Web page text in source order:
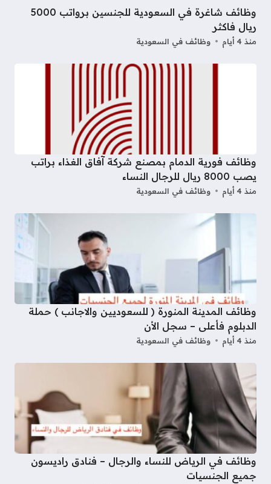
وظائف شاغرة في السعودية للجنسين برواتب 5000
ريال فاكثر
منذ 4 أيام وظائف في السعودية
وظائف فورية الدمام بمصنع شركة آفاق الغذاء براتب
يصب 8000 ريال للرجال النساء
منذ 4 أيام وظائف في السعودية
وظائف المدينة المنورة ( للسعوديين والاجانب ) حملة
الدبلوم فأعلى – سجل الأن
منذ 4 أيام وظائف في السعودية
وظائف في الرياض للنساء والرجال – فنادق راديسون
جميع الجنسيات